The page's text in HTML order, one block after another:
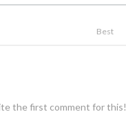
Best
the first comment for this!